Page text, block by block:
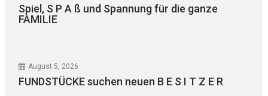
Spiel, S P A ß und Spannung für die ganze
FAMILIE
August 5, 2026
FUNDSTÜCKE suchen neuen B E S I T Z E R